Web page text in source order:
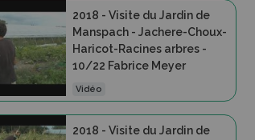
2018 - Visite du Jardin de
Manspach - Jachere-Choux-
Haricot-Racines arbres -
10/22 Fabrice Meyer
Vidéo
2018 - Visite du Jardin de